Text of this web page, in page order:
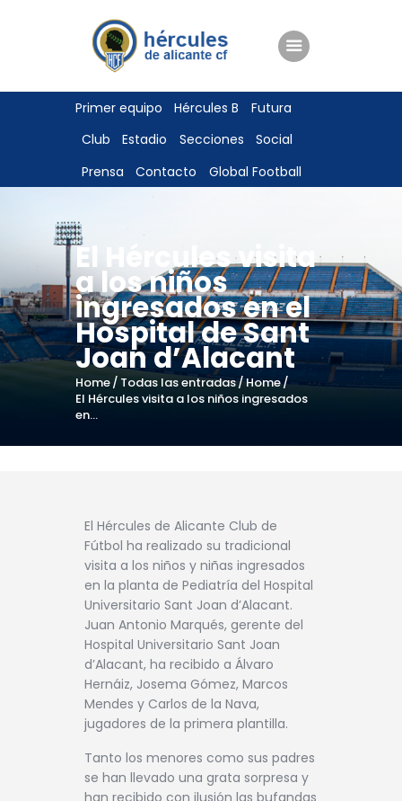
Primer equipo Hércules B
Futura
Club
Estadio Secciones
Social
Prensa
Contacto Global Football
El Hércules visita
a los niños
ingresados en el
Hospital de Sant
Joan d’Alacant
Home Todas las entradas Home
El Hércules visita a los niños ingresados
en...
ENTRADAS
TIENDA
HÉRCULESCF100
El Hércules de Alicante Club de
Fútbol ha realizado su tradicional
visita a los niños y niñas ingresados
en la planta de Pediatría del Hospital
Universitario Sant Joan d’Alacant.
Juan Antonio Marqués, gerente del
Hospital Universitario Sant Joan
d’Alacant, ha recibido a Álvaro
Hernáiz, Josema Gómez, Marcos
Mendes y Carlos de la Nava,
jugadores de la primera plantilla.
Tanto los menores como sus padres
se han llevado una grata sorpresa y
han recibido con ilusión las bufandas